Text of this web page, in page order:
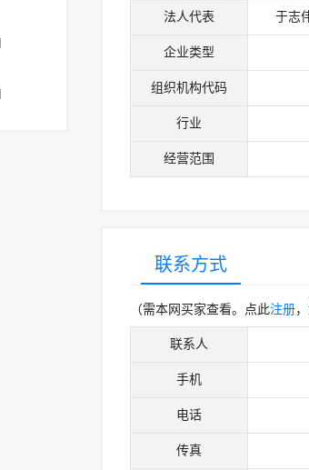
法人代表 于志
企业类型
组织机构代码
行业
经营范围
联系方式
（需本网买家查看。点此注册
联系人
手机
电话
传真